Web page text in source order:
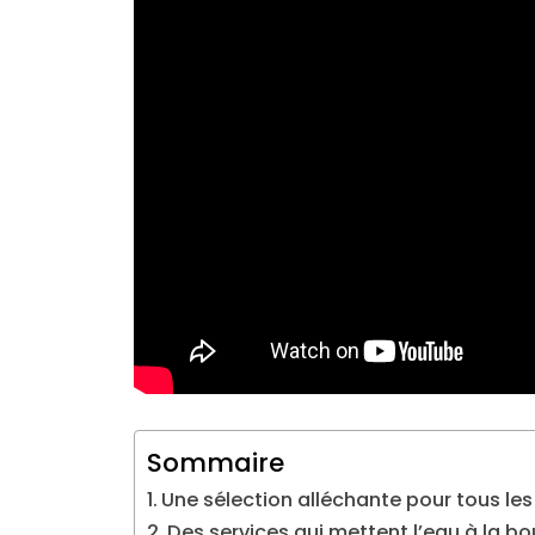
Sommaire
Une sélection alléchante pour tous